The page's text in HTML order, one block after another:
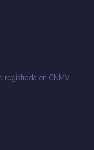
registrada en CNMV